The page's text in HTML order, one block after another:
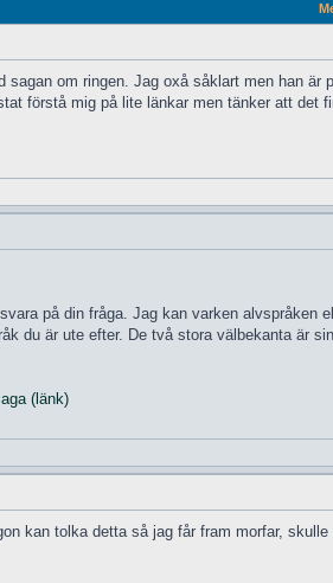
sagan om ringen. Jag oxå såklart men han
förstå mig på lite länkar men tänker att
på din fråga. Jag kan varken
du är ute efter. De två stora välbekanta är
(länk)
kan tolka detta så jag får fram morfar,